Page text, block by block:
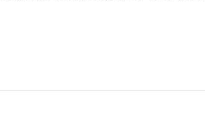
加にあたり年齢に制限があるコースで